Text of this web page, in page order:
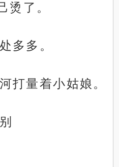
烫了。
多多。
打量着小姑娘。